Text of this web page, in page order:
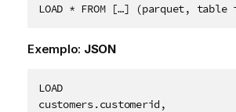
Exemplo: JSON
LOAD
customers.customerid,